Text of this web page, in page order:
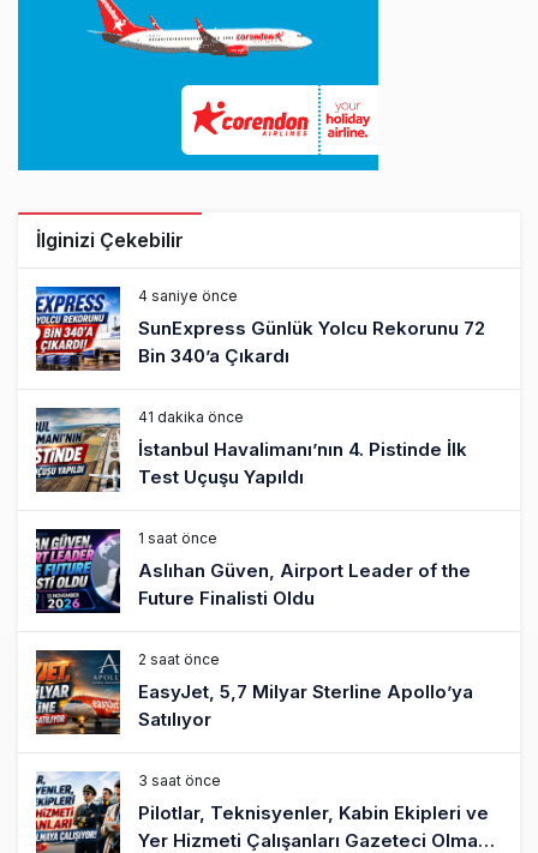
İlginizi Çekebilir
4 saniye önce
SunExpress Günlük Yolcu Rekorunu 72
Bin 340’a Çıkardı
41 dakika önce
İstanbul Havalimanı’nın 4. Pistinde İlk
Test Uçuşu Yapıldı
1 saat önce
Aslıhan Güven, Airport Leader of the
Future Finalisti Oldu
2 saat önce
EasyJet, 5,7 Milyar Sterline Apollo’ya
Satılıyor
3 saat önce
Pilotlar, Teknisyenler, Kabin Ekipleri ve
Yer Hizmeti Çalışanları Gazeteci Olmaya